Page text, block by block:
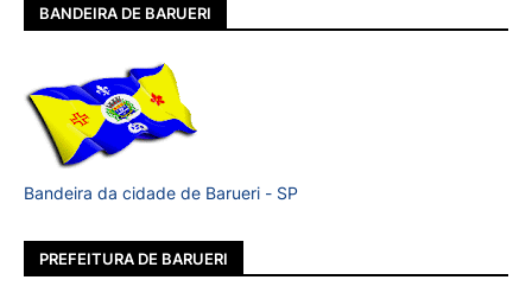
BANDEIRA DE BARUERI
Bandeira da cidade de Barueri - SP
PREFEITURA DE BARUERI